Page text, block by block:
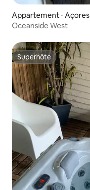
Appartement ⋅ Açores
Oceanside West
Superhôte
Superhôte